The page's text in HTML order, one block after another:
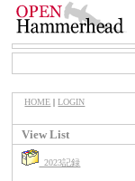
HOME |LOGIN
View List
2023記録